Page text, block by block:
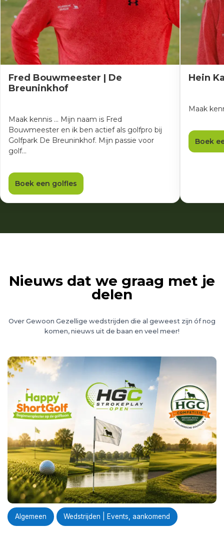
Fred Bouwmeester | De
Breuninkhof
Maak kennis ... Mijn naam is Fred
Bouwmeester en ik ben actief als golfpro bij
Golfpark De Breuninkhof. Mijn passie voor
golf…
Boek een golfles
Hein
Maak
Boek
Nieuws dat we graag met je
delen
Over Gewoon Gezellige wedstrijden die al geweest zijn óf nog
komen, nieuws uit de baan en veel meer!
Algemeen Wedstrijden | Events, aankomend